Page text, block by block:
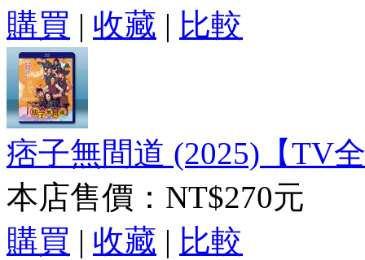
購買 | 收藏 | 比較
痞子無間道 (2025)【TV
本店售價： NT$270元
購買 | 收藏 | 比較